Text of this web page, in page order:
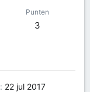
Punten
3
22 jul 2017